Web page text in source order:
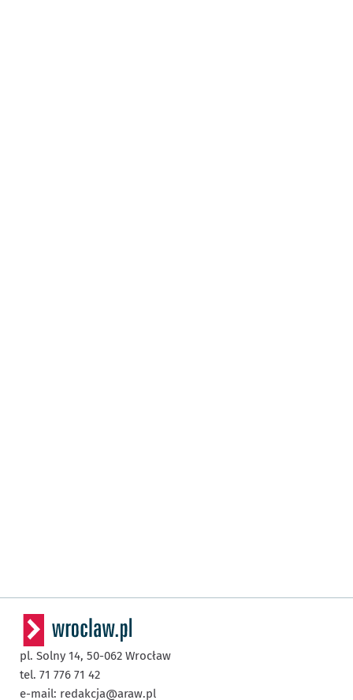
pl. Solny 14, 50-062 Wrocław
tel. 71 776 71 42
e-mail: redakcja@araw.pl